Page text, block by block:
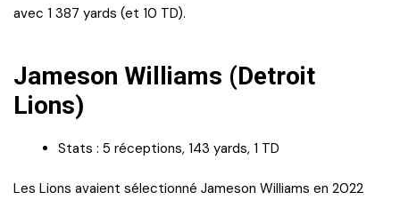
avec 1 387 yards (et 10 TD).
Jameson Williams (Detroit
Lions)
Stats : 5 réceptions, 143 yards, 1 TD
Les Lions avaient sélectionné Jameson Williams en 2022